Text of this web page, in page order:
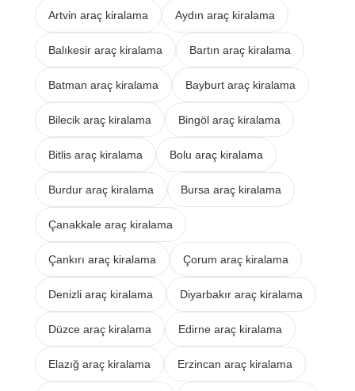
Artvin araç kiralama Aydın araç kiralama
Balıkesir araç kiralama Bartın araç kiralama
Batman araç kiralama Bayburt araç kiralama
Bilecik araç kiralama Bingöl araç kiralama
Bitlis araç kiralama Bolu araç kiralama
Burdur araç kiralama Bursa araç kiralama
Çanakkale araç kiralama
Çankırı araç kiralama Çorum araç kiralama
Denizli araç kiralama Diyarbakır araç kiralama
Düzce araç kiralama Edirne araç kiralama
Elazığ araç kiralama Erzincan araç kiralama